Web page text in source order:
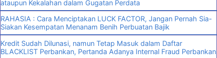
ataupun Kekalahan dalam Gugatan Perdata
RAHASIA : Cara Menciptakan LUCK FACTOR, Jangan Pernah Sia-
Siakan Kesempatan Menanam Benih Perbuatan Bajik
Kredit Sudah Dilunasi, namun Tetap Masuk dalam Daftar
BLACKLIST Perbankan, Pertanda Adanya Internal Fraud Perbankan